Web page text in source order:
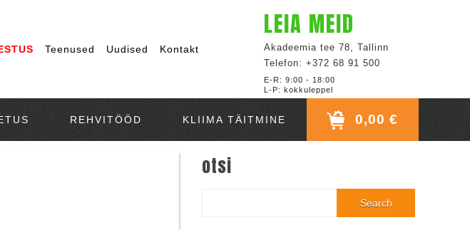
Teenused Uudised Kontakt
LEIA MEID
Akadeemia tee 78, Tallinn
Telefon: +372 68 91 500
E-R: 9:00 - 18:00
L-P: kokkuleppel
REHVITÖÖD KLIIMA TÄITMINE 0,00 €
otsi
Search